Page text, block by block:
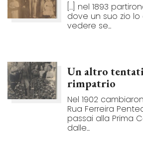
[…] nel 1893
dove un suo zio
vedere se...
Un altro
rimpatrio
Nel 1902
Rua Ferreira
passai alla Prima
dalle...